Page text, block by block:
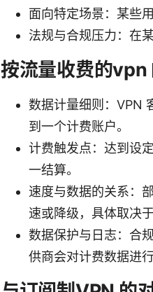
面向特定场景：某些
法规与合规压力：在
按流量收费的vpn
数据计量细则：VPN
到一个计费账户。
计费触发点：达到设
一结算。
速度与数据的关系：
速或降级，具体取决
数据保护与日志：合
供商会对计费数据进